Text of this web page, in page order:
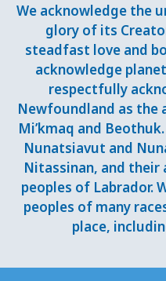
We acknowledge the
glory of its
steadfast love and
acknowledge
respectfully
Newfoundland as the
Mi’kmaq and
Nunatsiavut and
Nitassinan, and their
peoples of Labrador.
peoples of many
place,